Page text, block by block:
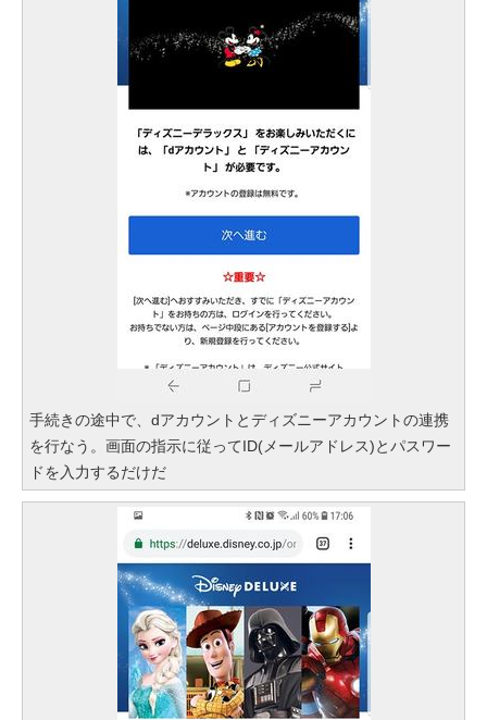
手続きの途中で、dアカウントとディズニーアカウントの連携
を行なう。画面の指示に従ってID(メールアドレス)とパスワー
ドを入力するだけだ